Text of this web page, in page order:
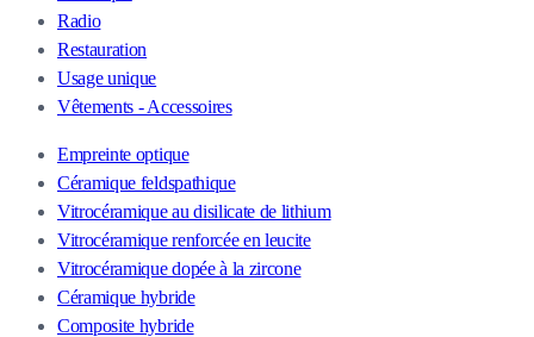
Radio
Restauration
Usage unique
Vêtements - Accessoires
Empreinte optique
Céramique feldspathique
Vitrocéramique au disilicate de lithium
Vitrocéramique renforcée en leucite
Vitrocéramique dopée à la zircone
Céramique hybride
Composite hybride